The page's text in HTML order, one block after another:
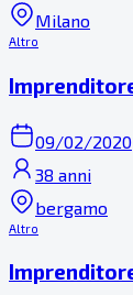
Milano
Altro
09/02/2020
38 anni
bergamo
Altro